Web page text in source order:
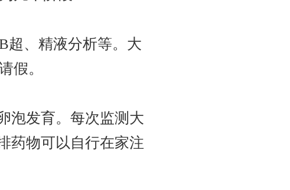
超、精液分析等。大
假。
泡发育。每次监测大
药物可以自行在家注